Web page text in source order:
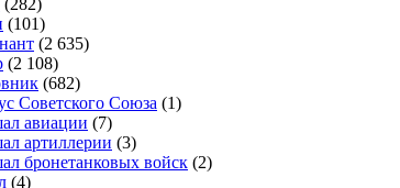
(101)
(2 635)
(2 108)
(682)
Советского Союза (1)
авиации (7)
артиллерии (3)
бронетанковых войск (2)
(4)